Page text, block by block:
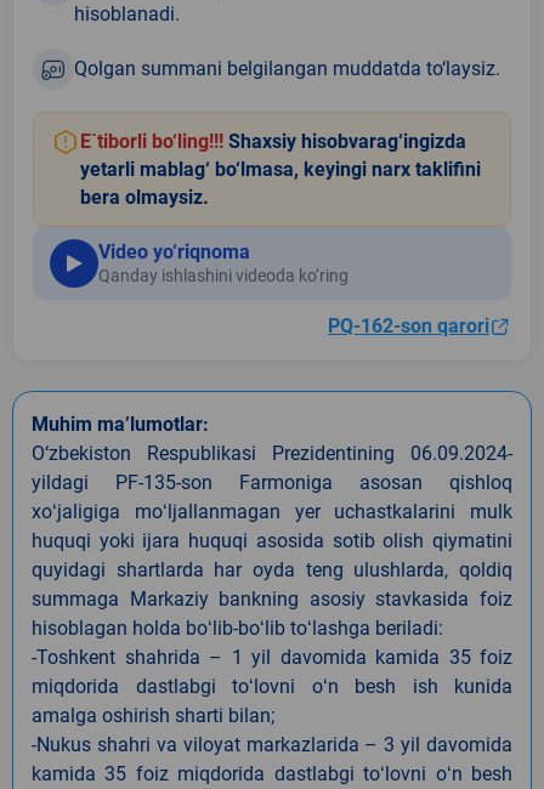
hisoblanadi.
Qolgan summani belgilangan muddatda to‘laysiz.
E`tiborli bo‘ling!!! Shaxsiy hisobvarag‘ingizda
yetarli mablag‘ bo‘lmasa, keyingi narx taklifini
bera olmaysiz.
Video yo‘riqnoma
Qanday ishlashini videoda ko‘ring
PQ-162-son qarori
Muhim ma’lumotlar:
O‘zbekiston Respublikasi Prezidentining 06.09.2024-
yildagi PF-135-son Farmoniga asosan qishloq
xoʻjaligiga moʻljallanmagan yer uchastkalarini mulk
huquqi yoki ijara huquqi asosida sotib olish qiymatini
quyidagi shartlarda har oyda teng ulushlarda, qoldiq
summaga Markaziy bankning asosiy stavkasida foiz
hisoblagan holda boʻlib-boʻlib toʻlashga beriladi:
-Toshkent shahrida – 1 yil davomida kamida 35 foiz
miqdorida dastlabgi toʻlovni oʻn besh ish kunida
amalga oshirish sharti bilan;
-Nukus shahri va viloyat markazlarida – 3 yil davomida
kamida 35 foiz miqdorida dastlabgi toʻlovni oʻn besh